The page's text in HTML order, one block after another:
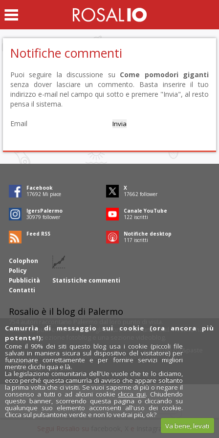
Notifiche commenti
Puoi seguire la discussione su Come pomodori giganti
senza dover lasciare un commento. Basta inserire il tuo
indirizzo e-mail nel campo qui sotto e premere "Invia", al resto
pensa il sistema.
Email
Colophon
Policy
Pubblicità
Contatti
Statistiche commenti
Facebook
17901 Mi piace
X
17871 follower
IgersPalermo
31346 follower
Canale YouTube
123 iscritti
Feed RSS
Notifiche desktop
118 iscritti
Rosalio è il blog di Palermo
Anche tu puoi essere uno degli autori: inviaci un'e-mail
. Rosalio ha
anche una sezione
Designcut&paste
Rosalio.it
Da un'idea diTony Siino
x
Instagram
Camurrìa di messaggio sui cookie (ora ancora più
potente!):
Come il 90% dei siti questo blog usa i cookie (piccoli file
salvati in maniera sicura sul dispositivo del visitatore) per
funzionare correttamente e per fornire servizi migliori
mentre clicchi qua e là.
La legislazione comunitaria dell'Ue vuole che te lo diciamo,
ecco perché questa camurrìa di avviso che appare soltanto
la prima volta che ci visiti. Se vuoi saperne di più o negare il
consenso a tutti o ad alcuni cookie clicca qui. Chiudendo
questo banner, scorrendo questa pagina o cliccando su
qualunque suo elemento acconsenti all'uso dei cookie.
Clicca sul pulsantone verde e non lo vedrai più, ok?
Va bene, levati